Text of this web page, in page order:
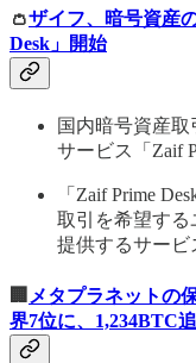
👛ザイフ、暗号資産
Desk」開始
国内暗号資産
サービス「Zaif
「Zaif Prime
取引を希望する
提供するサービ
メタプラネットの
界7位に、1,234BTC